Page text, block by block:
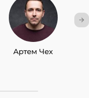
Артем Чех